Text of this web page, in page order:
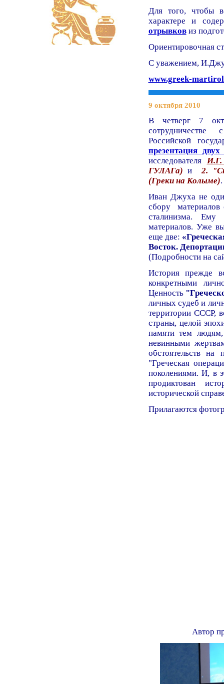
Для того, чтобы
характере и
отрывковиз
Ориентировочная
С уважением,
www.greek-
9 октября 2010
В четверг 7
Российской
презентация
исследователя
ГУЛАГа) и2.
(Греки на Колыме).
Иван Джуха не
сбору материалов
сталинизма. Ему
материалов. Уже
еще две:
Восток.
(Подробности на
История прежде
конкретными
Ценность
личных судеб и
территории СССР,
страны, целой
памяти тем людям,
невинными
обстоятельств
"Греческая
поколениями. И, в
продиктован
исторической
Прилагаются
Автор